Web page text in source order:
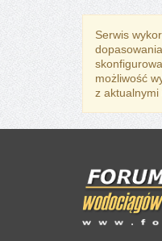
Serwis
możliwość
z aktualnymi